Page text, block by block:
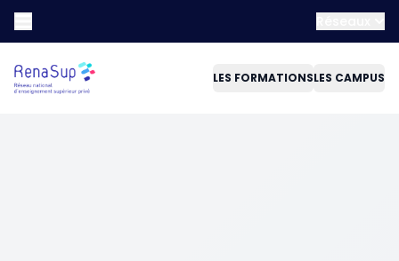
LES FORMATIONSLES CAMPUS